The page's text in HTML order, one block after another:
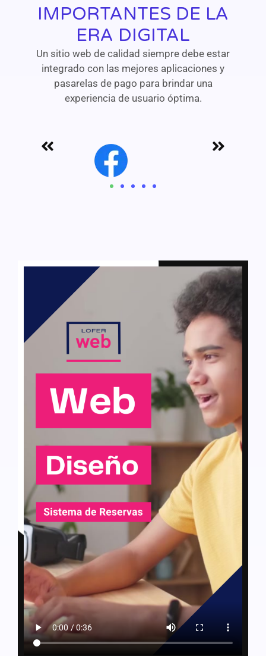
IMPORTANTES DE LA
ERA DIGITAL
Un sitio web de calidad siempre debe estar
integrado con las mejores aplicaciones y
pasarelas de pago para brindar una
experiencia de usuario óptima.